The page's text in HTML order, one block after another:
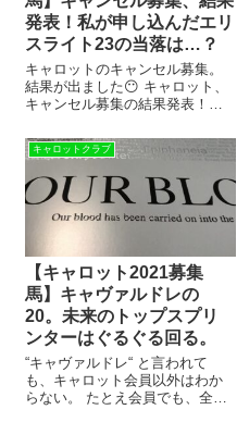
発表！私が申し込んだエリ
スライト23の当落は…？
キャロットのキャンセル募集。
結果が出ました😶 キャロット、
キャンセル募集の結果発表！
ル募集。 ほとんどの馬が1口とか
2口…毎年のことながら、まった
く当たる気がしません(-_-;) そん
な中。 私が申し込ん...
キャロットクラブ
【キャロット2021募集
馬】キャヴァルドレの
20。未来のトップスプリ
ンターはぐるぐる回る。
“キャヴァルドレ“ と言われて
も、キャロット会員以外はわか
らない。 たとえ会員でも、全頭